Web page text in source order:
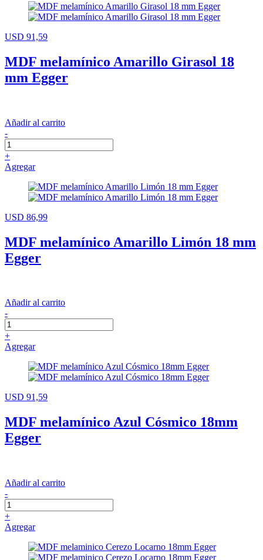
USD 91,59
MDF melamínico Amarillo Girasol 18
mm Egger
Añadir al carrito
-
+
Agregar
USD 86,99
MDF melamínico Amarillo Limón 18 mm
Egger
Añadir al carrito
-
+
Agregar
USD 91,59
MDF melamínico Azul Cósmico 18mm
Egger
Añadir al carrito
-
+
Agregar